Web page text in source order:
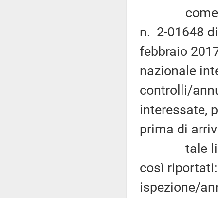
come già
n. 2-01648
febbraio
nazionale
controlli/
interessate,
prima di
tale
così
ispezione/